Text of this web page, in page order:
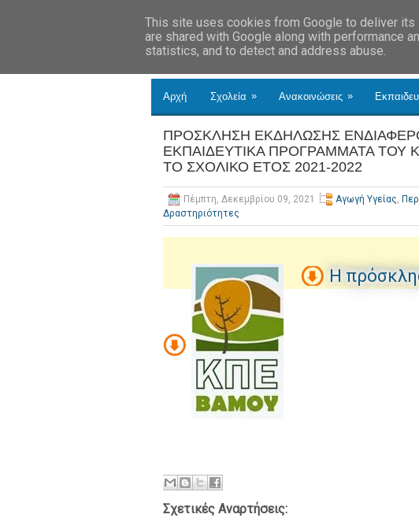
Αρχή Σχολεία » Ανακοινώσεις »
ΠΡΟΣΚΛΗΣΗ ΕΚΔΗΛΩΣΗΣ
ΕΚΠΑΙΔΕΥΤΙΚΑ ΠΡΟΓΡΑΜΜΑΤΑ ΤΟΥ
ΤΟ ΣΧΟΛΙΚΟ ΕΤΟΣ 2021-2022
Πέμπτη, Δεκεμβρίου 09, 2021 Αγωγή Υγείας,
Δραστηριότητες
Η
Σχετικές Αναρτήσεις:
This site uses cookies from Google to deliver its
are shared with Google along with performance
statistics, and to detect and address abuse.